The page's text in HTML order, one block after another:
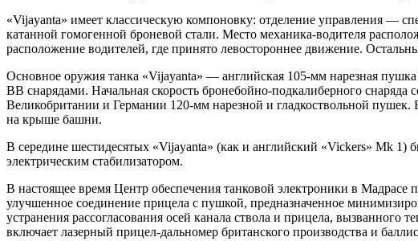
«Vijayanta» имеет классическую компоновку: отделение управления —
катанной гомогенной броневой стали. Место механика-водителя
расположение водителей, где принято левостороннее движение.
Основное оружия танка «Vijayanta» — английская 105-мм нарезная
ВВ снарядами. Начальная скорость бронебойно-подкалиберного снаряда
Великобритании и Германии 120-мм нарезной и гладкоствольной пушек.
на крыше башни.
В середине шестидесятых «Vijayanta» (как и английский «Vickers» Мk
электрическим стабилизатором.
В настоящее время Центр обеспечения танковой электроники в
улучшенное соединение прицела с пушкой, предназначенное
устранения рассогласования осей канала ствола и прицела,
включает лазерный прицел-дальномер британского производства и